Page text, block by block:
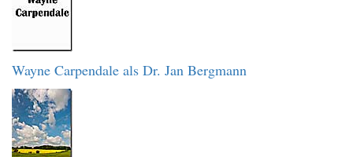
Wayne Carpendale als Dr. Jan Bergmann